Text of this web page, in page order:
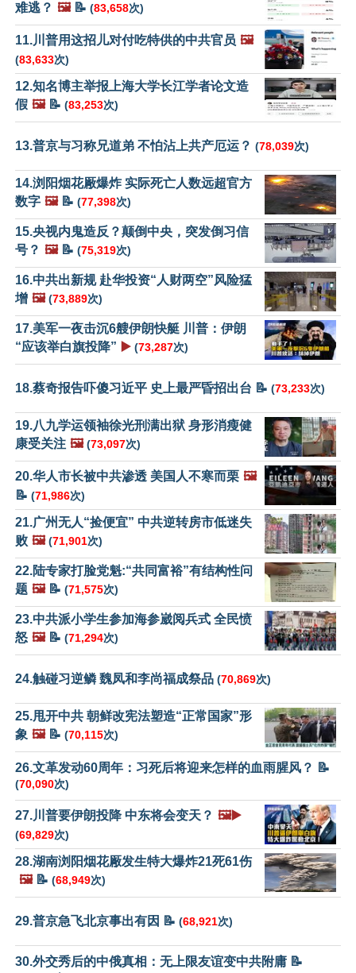
难逃？ 🖼️📝 (83,658次)
11.川普用这招儿对付吃特供的中共官员 🖼️
(83,633次)
12.知名博主举报上海大学长江学者论文造
假 🖼️📝 (83,253次)
13.普京与习称兄道弟 不怕沾上共产厄运？ (78,039次)
14.浏阳烟花厰爆炸 实际死亡人数远超官方
数字 🖼️📝 (77,398次)
15.央视内鬼造反？颠倒中央，突发倒习信
号？ 🖼️📝 (75,319次)
16.中共出新规 赴华投资“人财两空”风险猛
增 🖼️ (73,889次)
17.美军一夜击沉6艘伊朗快艇 川普：伊朗
“应该举白旗投降” ▶️ (73,287次)
18.蔡奇报告吓傻习近平 史上最严昏招出台 📝 (73,233次)
19.八九学运领袖徐光刑满出狱 身形消瘦健
康受关注 🖼️ (73,097次)
20.华人市长被中共渗透 美国人不寒而栗 🖼️
📝 (71,986次)
21.广州无人“捡便宜” 中共逆转房市低迷失
败 🖼️ (71,901次)
22.陆专家打脸党魁:“共同富裕”有结构性问
题 🖼️📝 (71,575次)
23.中共派小学生参加海参崴阅兵式 全民愤
怒 🖼️📝 (71,294次)
24.触碰习逆鳞 魏凤和李尚福成祭品 (70,869次)
25.甩开中共 朝鲜改宪法塑造“正常国家”形
象 🖼️📝 (70,115次)
26.文革发动60周年：习死后将迎来怎样的血雨腥风？ 📝
(70,090次)
27.川普要伊朗投降 中东将会变天？ 🖼️▶️
(69,829次)
28.湖南浏阳烟花厰发生特大爆炸21死61伤
🖼️📝 (68,949次)
29.普京急飞北京事出有因 📝 (68,921次)
30.外交秀后的中俄真相：无上限友谊变中共附庸 📝